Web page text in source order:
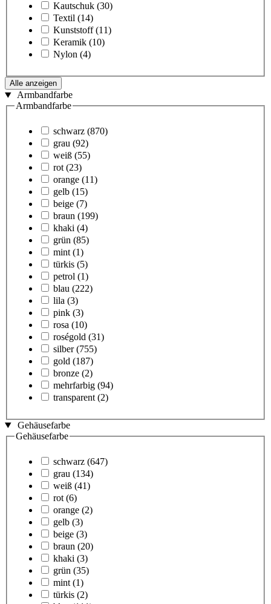
Kautschuk (30)
Textil (14)
Kunststoff (11)
Keramik (10)
Nylon (4)
Alle anzeigen
Armbandfarbe
Armbandfarbe
schwarz (870)
grau (92)
weiß (55)
rot (23)
orange (11)
gelb (15)
beige (7)
braun (199)
khaki (4)
grün (85)
mint (1)
türkis (5)
petrol (1)
blau (222)
lila (3)
pink (3)
rosa (10)
roségold (31)
silber (755)
gold (187)
bronze (2)
mehrfarbig (94)
transparent (2)
Gehäusefarbe
Gehäusefarbe
schwarz (647)
grau (134)
weiß (41)
rot (6)
orange (2)
gelb (3)
beige (3)
braun (20)
khaki (3)
grün (35)
mint (1)
türkis (2)